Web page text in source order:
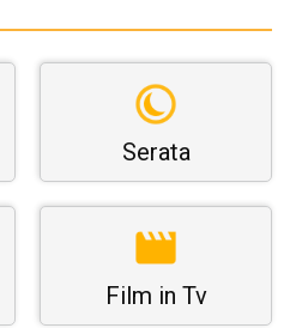
Serata
Film in Tv